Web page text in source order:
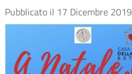
Pubblicato il 17 Dicembre 2019